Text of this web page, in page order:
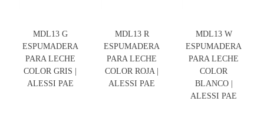
MDL13 G
ESPUMADERA
PARA LECHE
COLOR GRIS |
ALESSI PAE
MDL13 R
ESPUMADERA
PARA LECHE
COLOR ROJA |
ALESSI PAE
MDL13 W
ESPUMADERA
PARA LECHE
COLOR
BLANCO |
ALESSI PAE